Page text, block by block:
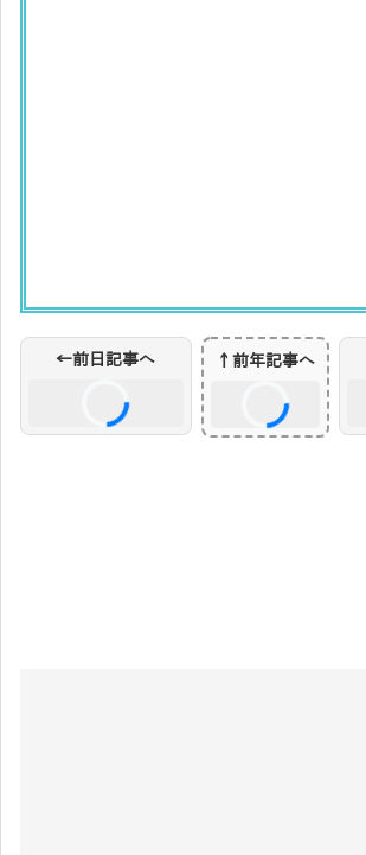
前日・翌日リンクを読み込み中...
←前日記事へ ↑前年記事へ